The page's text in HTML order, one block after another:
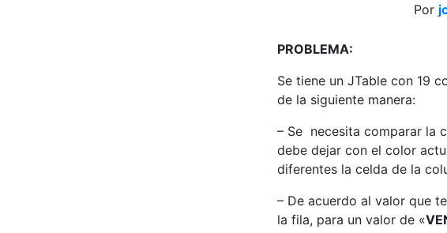
Por
PROBLEMA:
Se tiene un JTable con 19
de la siguiente manera:
– Se necesita comparar la
debe dejar con el color
diferentes la celda de la
– De acuerdo al valor que
la fila, para un valor de «